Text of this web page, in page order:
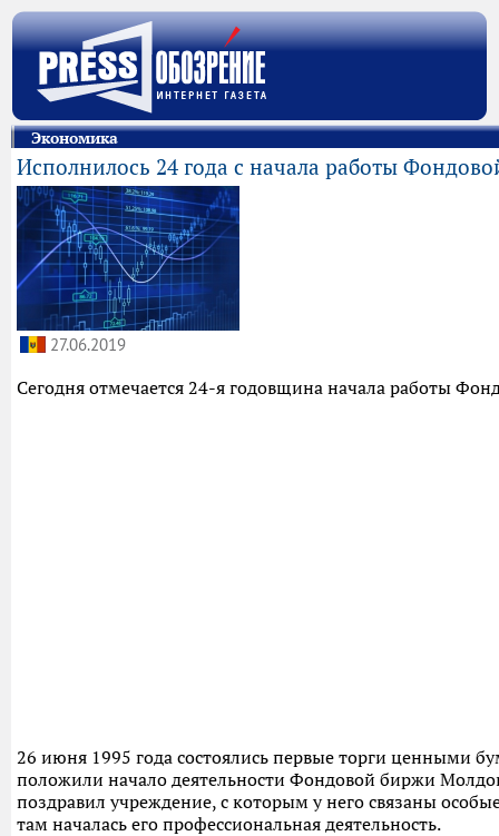
Экономика
Исполнилось 24 года с начала работы
27.06.2019
Сегодня отмечается 24-я годовщина начала работы
26 июня 1995 года состоялись первые торги ценными
положили начало деятельности Фондовой биржи
поздравил учреждение, с которым у него связаны
там началась его профессиональная деятельность.